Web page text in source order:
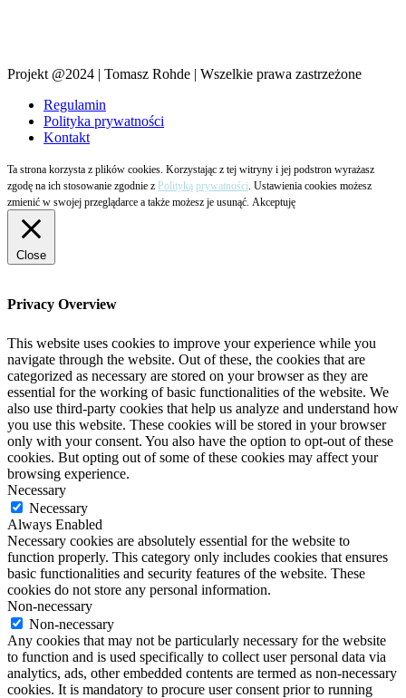
Projekt @2024 | Tomasz Rohde | Wszelkie prawa zastrzeżone
Regulamin
Polityka prywatności
Kontakt
Ta strona korzysta z plików cookies. Korzystając z tej witryny i jej podstron wyrażasz
zgodę na ich stosowanie zgodnie z Polityką prywatności . Ustawienia cookies możesz
zmienić w swojej przeglądarce a także możesz je usunąć. Akceptuję
Close
Privacy Overview
This website uses cookies to improve your experience while you
navigate through the website. Out of these, the cookies that are
categorized as necessary are stored on your browser as they are
essential for the working of basic functionalities of the website. We
also use third-party cookies that help us analyze and understand how
you use this website. These cookies will be stored in your browser
only with your consent. You also have the option to opt-out of these
cookies. But opting out of some of these cookies may affect your
browsing experience.
Necessary
Necessary
Always Enabled
Necessary cookies are absolutely essential for the website to
function properly. This category only includes cookies that ensures
basic functionalities and security features of the website. These
cookies do not store any personal information.
Non-necessary
Non-necessary
Any cookies that may not be particularly necessary for the website
to function and is used specifically to collect user personal data via
analytics, ads, other embedded contents are termed as non-necessary
cookies. It is mandatory to procure user consent prior to running